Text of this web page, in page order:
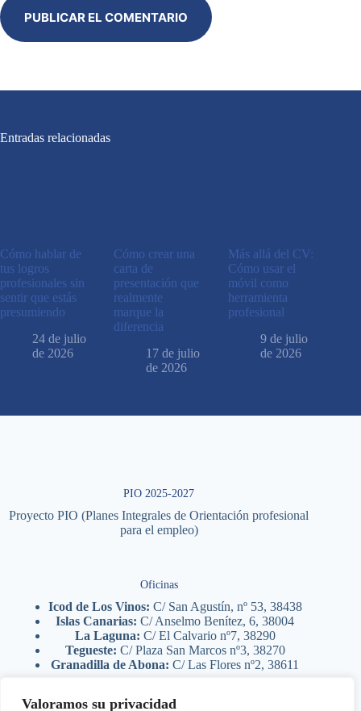
Valoramos su privacidad
PUBLICAR EL COMENTARIO
Entradas relacionadas
Cómo hablar de
tus logros
profesionales sin
sentir que estás
presumiendo
24 de julio
de 2026
Cómo crear una
carta de
presentación que
realmente
marque la
diferencia
17 de julio
de 2026
Más allá del CV:
Cómo usar el
móvil como
herramienta
profesional
9 de julio
de 2026
PIO 2025-2027
Proyecto PIO (Planes Integrales de Orientación profesional
para el empleo)
Oficinas
Icod de Los Vinos: C/ San Agustín, nº 53, 38438
Islas Canarias:C/ Anselmo Benítez, 6, 38004
La Laguna: C/ El Calvario nº7, 38290
Tegueste: C/ Plaza San Marcos nº3, 38270
Granadilla de Abona:C/ Las Flores nº2, 38611